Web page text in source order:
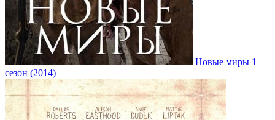
Новые миры 1
сезон (2014)